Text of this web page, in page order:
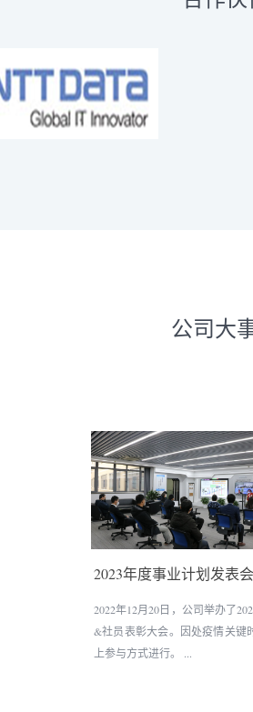
公司大
2023年度事业计划发表
2022年12月20日，公司举办了
&社员表彰大会。因处疫情关键
上参与方式进行。 ...